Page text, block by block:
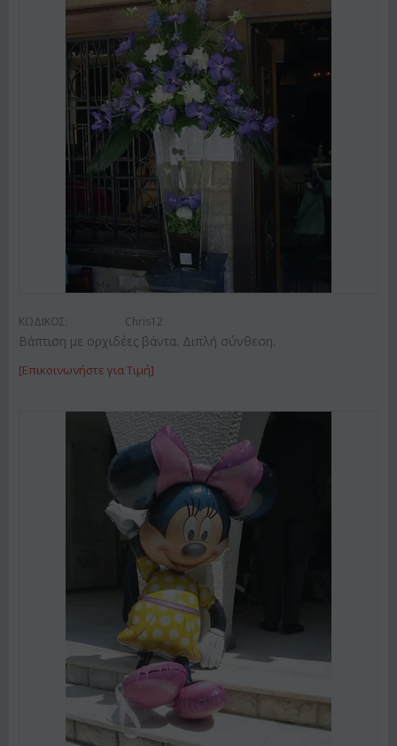
ΚΩΔΙΚΟΣ: Chris12
Βάπτιση με ορχιδέες βάντα. Διπλή σύνθεση.
[Επικοινωνήστε για Τιμή]